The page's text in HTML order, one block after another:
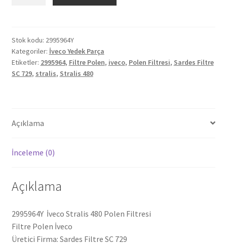
2995964Y
adet
Stok kodu: 2995964Y
Kategoriler: İveco Yedek Parça
Etiketler: 2995964, Filtre Polen, iveco, Polen Filtresi, Sardes Filtre
SC 729, stralis, Stralis 480
Açıklama
İnceleme (0)
Açıklama
2995964Y İveco Stralis 480 Polen Filtresi
Filtre Polen İveco
Üretici Firma: Sardes Filtre SC 729